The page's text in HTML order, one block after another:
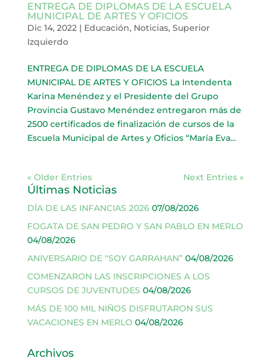
ENTREGA DE DIPLOMAS DE LA ESCUELA
MUNICIPAL DE ARTES Y OFICIOS
Dic 14, 2022| Educación, Noticias, Superior
Izquierdo
ENTREGA DE DIPLOMAS DE LA ESCUELA
MUNICIPAL DE ARTES Y OFICIOS La Intendenta
Karina Menéndez y el Presidente del Grupo
Provincia Gustavo Menéndez entregaron más de
2500 certificados de finalización de cursos de la
Escuela Municipal de Artes y Oficios “María Eva...
« Older Entries Next Entries »
Últimas Noticias
DÍA DE LAS INFANCIAS 2026 07/08/2026
FOGATA DE SAN PEDRO Y SAN PABLO EN MERLO
04/08/2026
ANIVERSARIO DE “SOY GARRAHAN” 04/08/2026
COMENZARON LAS INSCRIPCIONES A LOS
CURSOS DE JUVENTUDES 04/08/2026
MÁS DE 100 MIL NIÑOS DISFRUTARON SUS
VACACIONES EN MERLO 04/08/2026
Archivos